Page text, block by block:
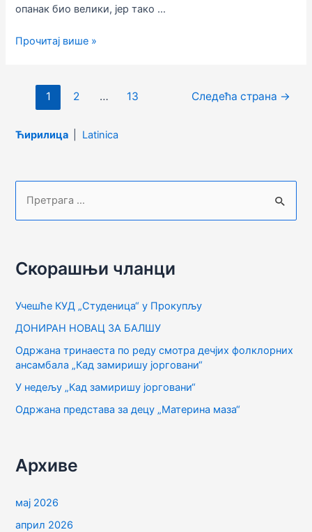
опанак био велики, јер тако …
ПОРОДИЦА
Прочитај више »
Кретање
чланака
1 2 … 13 Следећа страна →
Ћирилица Latinica
р
г
а
з
а
:
Скорашњи чланци
Учешће КУД „Студеница“ у Прокупљу
ДОНИРАН НОВАЦ ЗА БАЛШУ
Одржана тринаеста по реду смотра дечјих фолклорних
ансамбала „Кад замиришу јорговани“
У недељу „Кад замиришу јорговани“
Одржана представа за децу „Материна маза“
Архиве
мај 2026
април 2026